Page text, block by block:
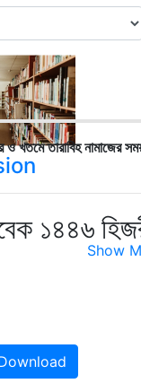
Show
খতমে তারাবিহ নামাজের
১৪৪৬